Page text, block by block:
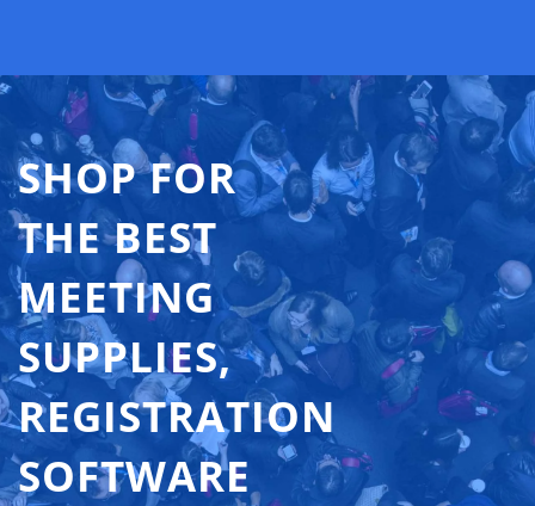
SHOP FOR
THE BEST
MEETING
SUPPLIES,
REGISTRATION
SOFTWARE